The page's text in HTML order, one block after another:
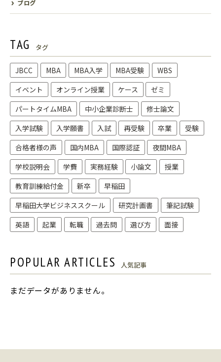
ブログ
TAG タグ
JBCC MBA MBA入学 MBA受験
WBS
イベント
オンライン授業 ケース
ゼミ
パートタイムMBA
中小企業診断士
修士論文
入学試験
入学願書 入試 再受験 卒業
受験
合格者様の声
国内MBA 国際認証
夜間MBA
学校説明会
学費 実務経験 小論文
授業
教育訓練給付金
新卒
早稲田
早稲田大学ビジネススクール
研究計画書
筆記試験
英語
起業 転職 過去問 選び方 面接
POPULAR ARTICLES 人気記事
まだデータがありません。